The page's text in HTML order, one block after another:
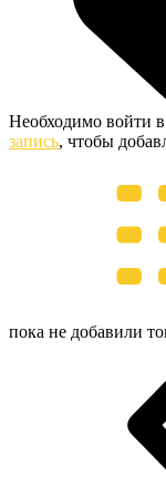
Необходимо войти в
запись, чтобы
пока не добавили